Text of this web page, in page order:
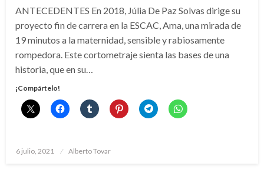
ANTECEDENTES En 2018, Júlia De Paz Solvas dirige su
proyecto fin de carrera en la ESCAC, Ama, una mirada de
19 minutos a la maternidad, sensible y rabiosamente
rompedora. Este cortometraje sienta las bases de una
historia, que en su…
¡Compártelo!
Publicado
6 julio, 2021 Alberto Tovar